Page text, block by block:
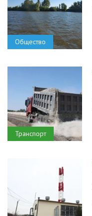
Общество
Транспорт